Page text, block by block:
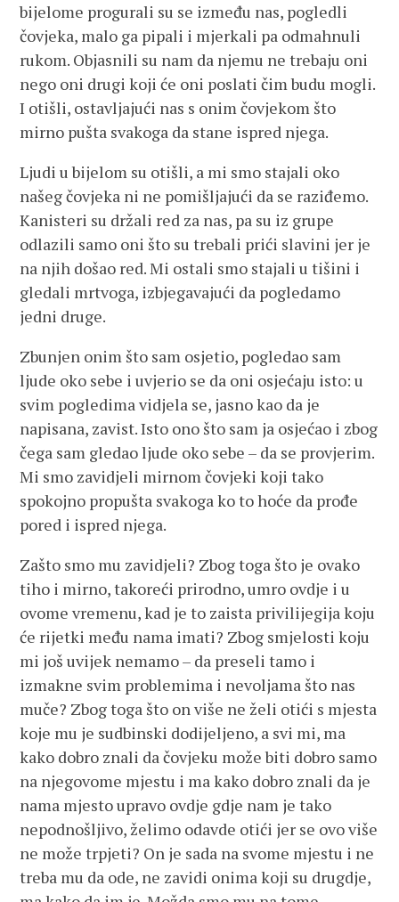
bijelome progurali su se između nas, pogledli
čovjeka, malo ga pipali i mjerkali pa odmahnuli
rukom. Objasnili su nam da njemu ne trebaju oni
nego oni drugi koji će oni poslati čim budu mogli.
I otišli, ostavljajući nas s onim čovjekom što
mirno pušta svakoga da stane ispred njega.
Ljudi u bijelom su otišli, a mi smo stajali oko
našeg čovjeka ni ne pomišljajući da se raziđemo.
Kanisteri su držali red za nas, pa su iz grupe
odlazili samo oni što su trebali prići slavini jer je
na njih došao red. Mi ostali smo stajali u tišini i
gledali mrtvoga, izbjegavajući da pogledamo
jedni druge.
Zbunjen onim što sam osjetio, pogledao sam
ljude oko sebe i uvjerio se da oni osjećaju isto: u
svim pogledima vidjela se, jasno kao da je
napisana, zavist. Isto ono što sam ja osjećao i zbog
čega sam gledao ljude oko sebe – da se provjerim.
Mi smo zavidjeli mirnom čovjeki koji tako
spokojno propušta svakoga ko to hoće da prođe
pored i ispred njega.
Zašto smo mu zavidjeli? Zbog toga što je ovako
tiho i mirno, takoreći prirodno, umro ovdje i u
ovome vremenu, kad je to zaista privilijegija koju
će rijetki među nama imati? Zbog smjelosti koju
mi još uvijek nemamo – da preseli tamo i
izmakne svim problemima i nevoljama što nas
muče? Zbog toga što on više ne želi otići s mjesta
koje mu je sudbinski dodijeljeno, a svi mi, ma
kako dobro znali da čovjeku može biti dobro samo
na njegovome mjestu i ma kako dobro znali da je
nama mjesto upravo ovdje gdje nam je tako
nepodnošljivo, želimo odavde otići jer se ovo više
ne može trpjeti? On je sada na svome mjestu i ne
treba mu da ode, ne zavidi onima koji su drugdje,